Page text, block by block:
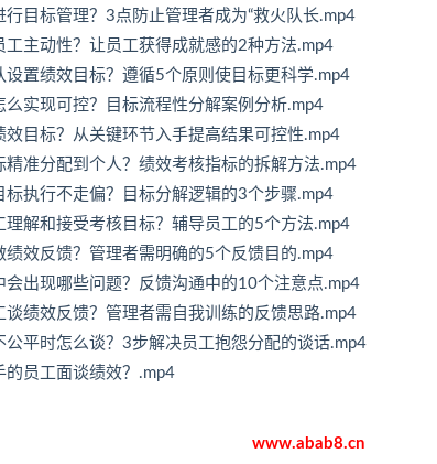
目标管理？3点防止管理者成为“救火队长.mp4
主动性？让员工获得成就感的2种方法.mp4
置绩效目标？遵循5个原则使目标更科学.mp4
实现可控？目标流程性分解案例分析.mp4
目标？从关键环节入手提高结果可控性.mp4
准分配到个人？绩效考核指标的拆解方法.mp4
执行不走偏？目标分解逻辑的3个步骤.mp4
解和接受考核目标？辅导员工的5个方法.mp4
效反馈？管理者需明确的5个反馈目的.mp4
出现哪些问题？反馈沟通中的10个注意点.mp4
绩效反馈？管理者需自我训练的反馈思路.mp4
平时怎么谈？3步解决员工抱怨分配的谈话.mp4
员工面谈绩效？.mp4
www.abab8.cn